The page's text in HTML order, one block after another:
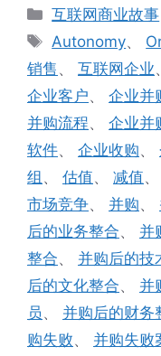
分
类
互联网商业故事
标
签
Autonomy、
销售 、 互联网企业
企业客户、 企业并
并购流程、 企业并
软件、 企业收购、
组 、 估值、 减值、
市场竞争、 并购、
后的业务整合、 并
整合、 并购后的技
后的文化整合、 并
员 、 并购后的财务
购失败、 并购失败